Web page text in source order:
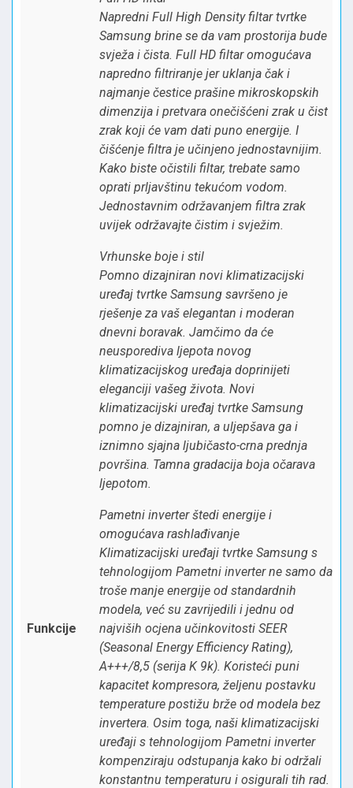
Funkcije
Napredni Full High Density filtar tvrtke
Samsung brine se da vam prostorija bude
svježa i čista. Full HD filtar omogućava
napredno filtriranje jer uklanja čak i
najmanje čestice prašine mikroskopskih
dimenzija i pretvara onečišćeni zrak u čist
zrak koji će vam dati puno energije. I
čišćenje filtra je učinjeno jednostavnijim.
Kako biste očistili filtar, trebate samo
oprati prljavštinu tekućom vodom.
Jednostavnim održavanjem filtra zrak
uvijek održavajte čistim i svježim.
Vrhunske boje i stil
Pomno dizajniran novi klimatizacijski
uređaj tvrtke Samsung savršeno je
rješenje za vaš elegantan i moderan
dnevni boravak. Jamčimo da će
neusporediva ljepota novog
klimatizacijskog uređaja doprinijeti
eleganciji vašeg života. Novi
klimatizacijski uređaj tvrtke Samsung
pomno je dizajniran, a uljepšava ga i
iznimno sjajna ljubičasto-crna prednja
površina. Tamna gradacija boja očarava
ljepotom.
Pametni inverter štedi energije i
omogućava rashlađivanje
Klimatizacijski uređaji tvrtke Samsung s
tehnologijom Pametni inverter ne samo da
troše manje energije od standardnih
modela, već su zavrijedili i jednu od
najviših ocjena učinkovitosti SEER
(Seasonal Energy Efficiency Rating),
A+++/8,5 (serija K 9k). Koristeći puni
kapacitet kompresora, željenu postavku
temperature postižu brže od modela bez
invertera. Osim toga, naši klimatizacijski
uređaji s tehnologijom Pametni inverter
kompenziraju odstupanja kako bi održali
konstantnu temperaturu i osigurali tih rad.